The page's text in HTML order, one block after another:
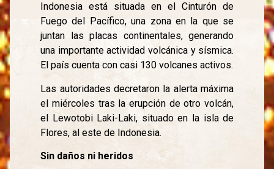
Indonesia está situada en el Cinturón de
Fuego del Pacífico, una zona en la que se
juntan las placas continentales, generando
una importante actividad volcánica y sísmica.
El país cuenta con casi 130 volcanes activos.
Las autoridades decretaron la alerta máxima
el miércoles tras la erupción de otro volcán,
el Lewotobi Laki-Laki, situado en la isla de
Flores, al este de Indonesia.
Sin daños ni heridos